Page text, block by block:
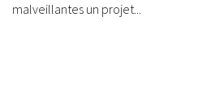
malveillantes un projet...